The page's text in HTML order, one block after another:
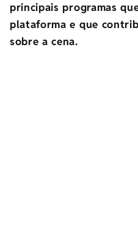
principais programas
plataforma e que
sobre a cena.